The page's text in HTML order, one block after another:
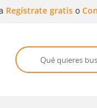
Regístrate gratis o